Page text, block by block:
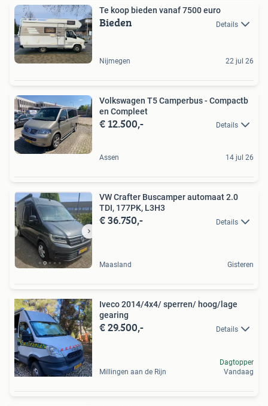
Te koop bieden vanaf 7500 euro
Bieden Details
Nijmegen 22 jul 26
Volkswagen T5 Camperbus - Compactb
en Compleet
€ 12.500,- Details
Assen 14 jul 26
VW Crafter Buscamper automaat 2.0
TDI, 177PK, L3H3
€ 36.750,- Details
Maasland Gisteren
Iveco 2014/4x4/ sperren/ hoog/lage
gearing
€ 29.500,- Details
Millingen aan de Rijn
Dagtopper
Vandaag